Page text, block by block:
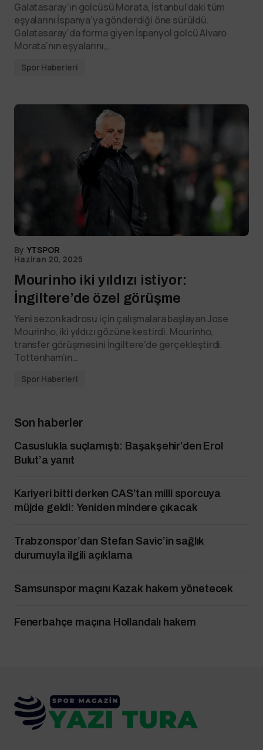
Galatasaray’ın golcüsü Morata, İstanbul’daki tüm
eşyalarını İspanya’ya gönderdiği öne sürüldü.
Galatasaray‘da forma giyen İspanyol golcü Alvaro
Morata‘nın eşyalarını,…
Spor Haberleri
By YTSPOR
Haziran 20, 2025
Mourinho iki yıldızı istiyor:
İngiltere’de özel görüşme
Yeni sezon kadrosu için çalışmalara başlayan Jose
Mourinho, iki yıldızı gözüne kestirdi. Mourinho,
transfer görüşmesini İngiltere’de gerçekleştirdi.
Tottenham’ın…
Spor Haberleri
Son haberler
Casuslukla suçlamıştı: Başakşehir’den Erol
Bulut’a yanıt
Kariyeri bitti derken CAS’tan milli sporcuya
müjde geldi: Yeniden mindere çıkacak
Trabzonspor’dan Stefan Savic’in sağlık
durumuyla ilgili açıklama
Samsunspor maçını Kazak hakem yönetecek
Fenerbahçe maçına Hollandalı hakem